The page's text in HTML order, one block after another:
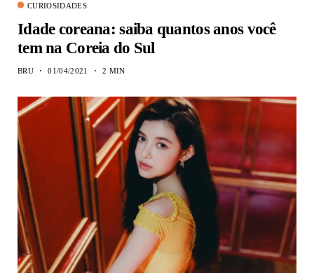
CURIOSIDADES
Idade coreana: saiba quantos anos você
tem na Coreia do Sul
BRU 01/04/2021 2 MIN